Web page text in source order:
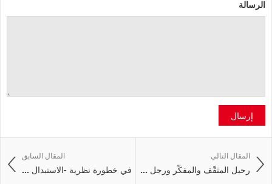
الرسالة
إرسال
المقال السابق
في خطورة نظرية -الاستبدال ...
المقال التالي
رحيل المثقّف والمفكّر ورجل ...